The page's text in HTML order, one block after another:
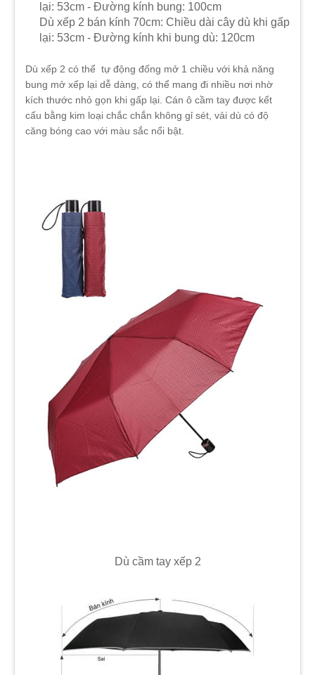
lại: 53cm - Đường kính bung: 100cm
Dù xếp 2 bán kính 70cm: Chiều dài cây dù khi gấp
lại: 53cm - Đường kính khi bung dù: 120cm
Dù xếp 2 có thể tự động đống mở 1 chiều với khả năng
bung mở xếp lại dễ dàng, có thể mang đi nhiều nơi nhờ
kích thước nhỏ gọn khi gấp lại. Cán ô cầm tay được kết
cấu bằng kim loại chắc chắn không gỉ sét, vải dù có độ
căng bóng cao với màu sắc nổi bật.
Dù cầm tay xếp 2